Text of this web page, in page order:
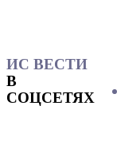
ИС ВЕСТИ
В
СОЦСЕТЯХ